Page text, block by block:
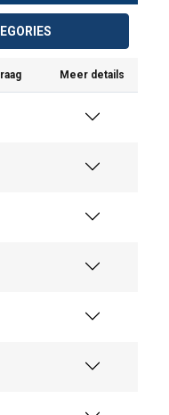
Meer details